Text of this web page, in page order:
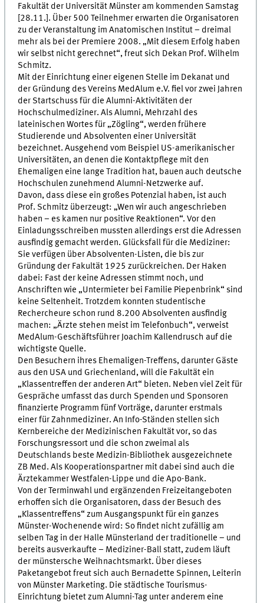
Fakultät der Universität Münster am kommenden Samstag
[28.11.]. Über 500 Teilnehmer erwarten die Organisatoren
zu der Veranstaltung im Anatomischen Institut – dreimal
mehr als bei der Premiere 2008. „Mit diesem Erfolg haben
wir selbst nicht gerechnet“, freut sich Dekan Prof. Wilhelm
Schmitz.
Mit der Einrichtung einer eigenen Stelle im Dekanat und
der Gründung des Vereins MedAlum e.V. fiel vor zwei Jahren
der Startschuss für die Alumni-Aktivitäten der
Hochschulmediziner. Als Alumni, Mehrzahl des
lateinischen Wortes für „Zögling“, werden frühere
Studierende und Absolventen einer Universität
bezeichnet. Ausgehend vom Beispiel US-amerikanischer
Universitäten, an denen die Kontaktpflege mit den
Ehemaligen eine lange Tradition hat, bauen auch deutsche
Hochschulen zunehmend Alumni-Netzwerke auf.
Davon, dass diese ein großes Potenzial haben, ist auch
Prof. Schmitz überzeugt: „Wen wir auch angeschrieben
haben – es kamen nur positive Reaktionen“. Vor den
Einladungsschreiben mussten allerdings erst die Adressen
ausfindig gemacht werden. Glücksfall für die Mediziner:
Sie verfügen über Absolventen-Listen, die bis zur
Gründung der Fakultät 1925 zurückreichen. Der Haken
dabei: Fast der keine Adressen stimmt noch, und
Anschriften wie „Untermieter bei Familie Piepenbrink“ sind
keine Seltenheit. Trotzdem konnten studentische
Rechercheure schon rund 8.200 Absolventen ausfindig
machen: „Ärzte stehen meist im Telefonbuch“, verweist
MedAlum-Geschäftsführer Joachim Kallendrusch auf die
wichtigste Quelle.
Den Besuchern ihres Ehemaligen-Treffens, darunter Gäste
aus den USA und Griechenland, will die Fakultät ein
„Klassentreffen der anderen Art“ bieten. Neben viel Zeit für
Gespräche umfasst das durch Spenden und Sponsoren
finanzierte Programm fünf Vorträge, darunter erstmals
einer für Zahnmediziner. An Info-Ständen stellen sich
Kernbereiche der Medizinischen Fakultät vor, so das
Forschungsressort und die schon zweimal als
Deutschlands beste Medizin-Bibliothek ausgezeichnete
ZB Med. Als Kooperationspartner mit dabei sind auch die
Ärztekammer Westfalen-Lippe und die Apo-Bank.
Von der Terminwahl und ergänzenden Freizeitangeboten
erhoffen sich die Organisatoren, dass der Besuch des
„Klassentreffens“ zum Ausgangspunkt für ein ganzes
Münster-Wochenende wird: So findet nicht zufällig am
selben Tag in der Halle Münsterland der traditionelle – und
bereits ausverkaufte – Mediziner-Ball statt, zudem läuft
der münstersche Weihnachtsmarkt. Über dieses
Paketangebot freut sich auch Bernadette Spinnen, Leiterin
von Münster Marketing. Die städtische Tourismus-
Einrichtung bietet zum Alumni-Tag unter anderem eine